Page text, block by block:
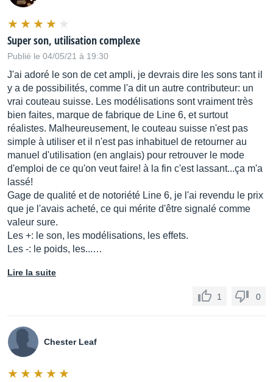
Super son, utilisation complexe
Publié le 04/05/21 à 19:30
J'ai adoré le son de cet ampli, je devrais dire les sons tant il
y a de possibilités, comme l'a dit un autre contributeur: un
vrai couteau suisse. Les modélisations sont vraiment très
bien faites, marque de fabrique de Line 6, et surtout
réalistes. Malheureusement, le couteau suisse n'est pas
simple à utiliser et il n'est pas inhabituel de retourner au
manuel d'utilisation (en anglais) pour retrouver le mode
d'emploi de ce qu'on veut faire! à la fin c'est lassant...ça m'a
lassé!
Gage de qualité et de notoriété Line 6, je l'ai revendu le prix
que je l'avais acheté, ce qui mérite d'être signalé comme
valeur sure.
Les +: le son, les modélisations, les effets.
Les -: le poids, les...…
Lire la suite
1 0
Chester Leaf